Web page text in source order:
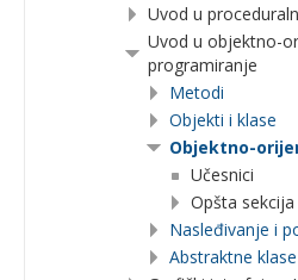
Uvod u
Uvod u objektno-
programiranje
Metodi
Objekti i klase
Objektno-
Učesnici
Opšta sekcija
Nasleđivanje i
Abstraktne